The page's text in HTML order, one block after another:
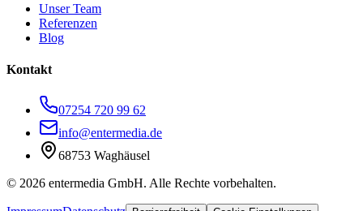
Unser Team
Referenzen
Blog
Kontakt
07254 720 99 62
info@entermedia.de
68753 Waghäusel
© 2026 entermedia GmbH. Alle Rechte vorbehalten.